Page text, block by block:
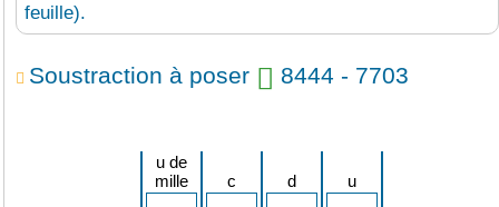
feuille).
Soustraction à poser 8444 - 7703
u de
mille
c d u